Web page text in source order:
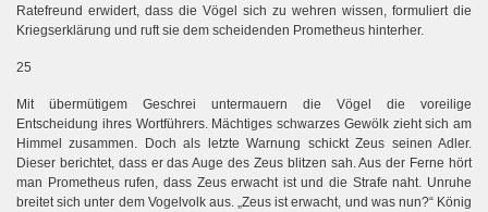
Ratefreund erwidert, dass die Vögel sich zu wehren wissen, formuliert die
Kriegserklärung und ruft sie dem scheidenden Prometheus hinterher.
25
Mit übermütigem Geschrei untermauern die Vögel die voreilige
Entscheidung ihres Wortführers. Mächtiges schwarzes Gewölk zieht sich am
Himmel zusammen. Doch als letzte Warnung schickt Zeus seinen Adler.
Dieser berichtet, dass er das Auge des Zeus blitzen sah. Aus der Ferne hört
man Prometheus rufen, dass Zeus erwacht ist und die Strafe naht. Unruhe
breitet sich unter dem Vogelvolk aus. „Zeus ist erwacht, und was nun?“ König